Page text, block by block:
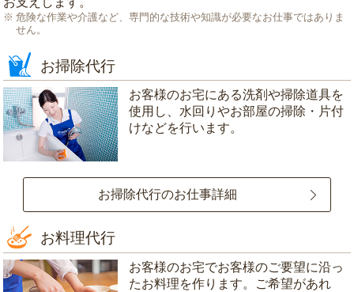
危険な作業や介護など、専門的な技術や知識が必要なお仕事ではありま
せん。
お掃除代行
お客様のお宅にある洗剤や掃除道具を
使用し、水回りやお部屋の掃除・片付
けなどを行います。
お掃除代行のお仕事詳細
お料理代行
お客様のお宅でお客様のご要望に沿っ
たお料理を作ります。ご希望があれ